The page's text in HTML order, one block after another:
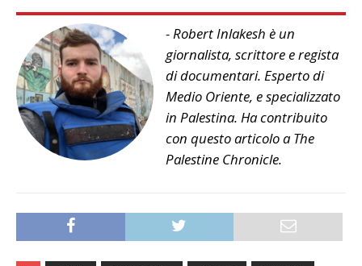
- Robert Inlakesh è un
giornalista, scrittore e regista
di documentari. Esperto di
Medio Oriente, e specializzato
in Palestina. Ha contribuito
con questo articolo a The
Palestine Chronicle.